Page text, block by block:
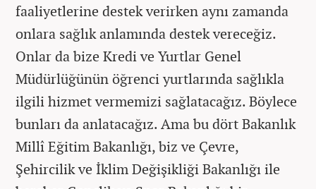
faaliyetlerine destek verirken aynı zamanda
onlara sağlık anlamında destek vereceğiz.
Onlar da bize Kredi ve Yurtlar Genel
Müdürlüğünün öğrenci yurtlarında sağlıkla
ilgili hizmet vermemizi sağlatacağız. Böylece
bunları da anlatacağız. Ama bu dört Bakanlık
Millî Eğitim Bakanlığı, biz ve Çevre,
Şehircilik ve İklim Değişikliği Bakanlığı ile